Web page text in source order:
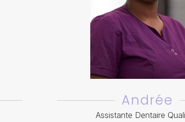
Andrée
Assistante Dentaire